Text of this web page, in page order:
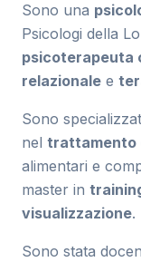
Sono una
Psicologi della
psicoterapeuta
relazionale e
Sono
nel trattamento
alimentari e
master in
visualizzazione.
Sono stata